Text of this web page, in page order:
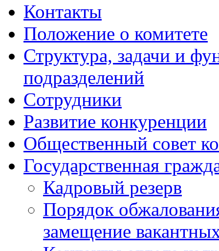
Контакты
Положение о комитете
Структура, задачи и
подразделений
Сотрудники
Развитие конкуренции
Общественный совет
Государственная
Кадровый резерв
Порядок
замещение